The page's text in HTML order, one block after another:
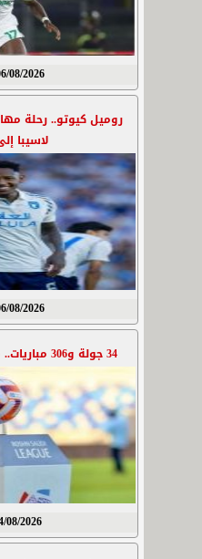
06/08/2026 -
روميل كيوتو.. رحلة
لاسيبا
06/08/2026 -
34 جولة و306 مباريات.. موعد بداية دوري روشن
04/08/2026 -